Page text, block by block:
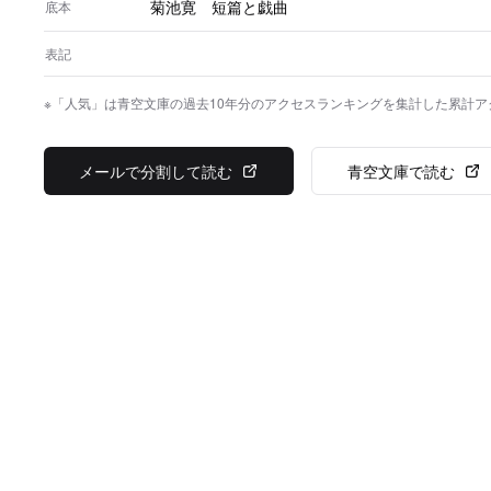
底本 菊池寛 短篇と戯曲
表記
※「人気」は青空文庫の過去10年分のアクセスランキングを集計した累計ア
メールで分割して読む 青空文庫で読む